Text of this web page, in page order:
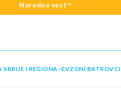
Naredna vest
I REGIONA–EVZONI BATROVCI